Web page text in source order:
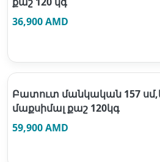
36,900 AMD
Բատուտ մանկական 157
մաքսիմալ քաշ 120կգ
59,900 AMD